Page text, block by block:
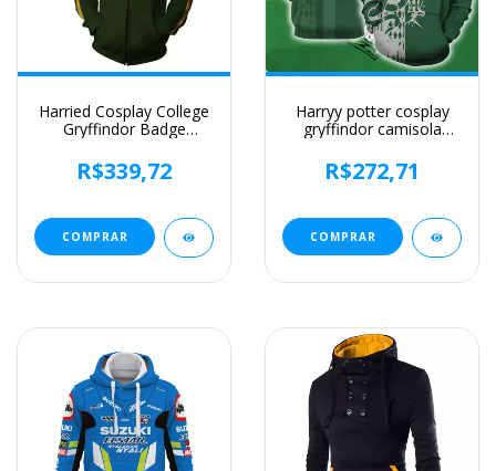
Harried Cosplay College
Gryffindor Badge
com capuz com zíper,
Sonserina Hufflepuff
R$339,72
COMPRAR
Harryy potter cosplay
gryffindor camisola
moletom com capuz
slytherin hufflepuff
anime traje
R$272,71
COMPRAR